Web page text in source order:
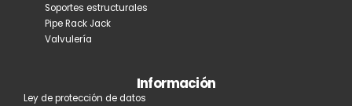
Soportes estructurales
Pipe Rack Jack
Valvulería
Información
Ley de protección de datos